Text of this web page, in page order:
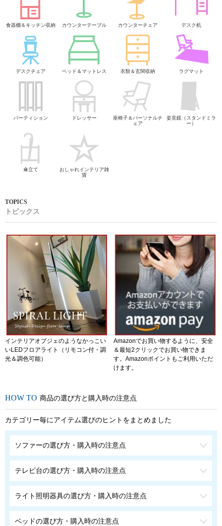
食器棚＆キッチン収納 カウンターテーブル カウンターチェア デスク机
デスクチェア ベッド＆マットレス 衣類＆玄関収納 ラグマット
パーティション ドレッサー
座椅子＆パーソナルチ
ェア
姿見鏡（スタンドミラ
ー）
傘立て
おしゃれインテリア雑
貨
トピックス
インテリアオブジェのようなかっこい
いLEDフロアライト（リモコン付・調
光＆調色可能）
Amazonでお買い物するように、安全
＆最短2クリックでお買い物できま
す。Amazonポイントもご利用いただ
けます。
商品の選び方と購入時の注意点
カテゴリー毎にアイテム選びのヒントをまとめました
ソファーの選び方・購入時の注意点
テレビ台の選び方・購入時の注意点
ライト照明器具の選び方・購入時の注意点
ベッドの選び方・購入時の注意点